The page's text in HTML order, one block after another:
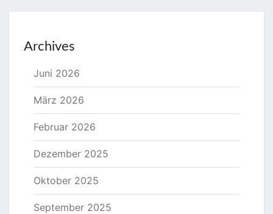
Archives
Juni 2026
März 2026
Februar 2026
Dezember 2025
Oktober 2025
September 2025